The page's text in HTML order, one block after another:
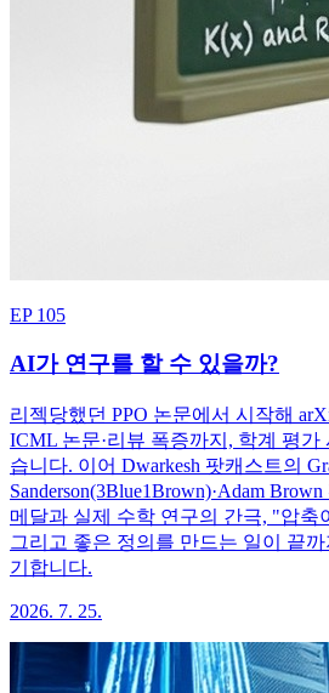
EP 105
AI가 연구를 할 수 있을까?
리젝당했던 PPO 논문에서 시작해
ICML 논문·리뷰 폭증까지, 학계 평가
습니다. 이어 Dwarkesh 팟캐스트의
Sanderson(3Blue1Brown)·Adam
메달과 실제 수학 연구의 간극, "압축
그리고 좋은 정의를 만드는 일이 끝
기합니다.
2026. 7. 25.